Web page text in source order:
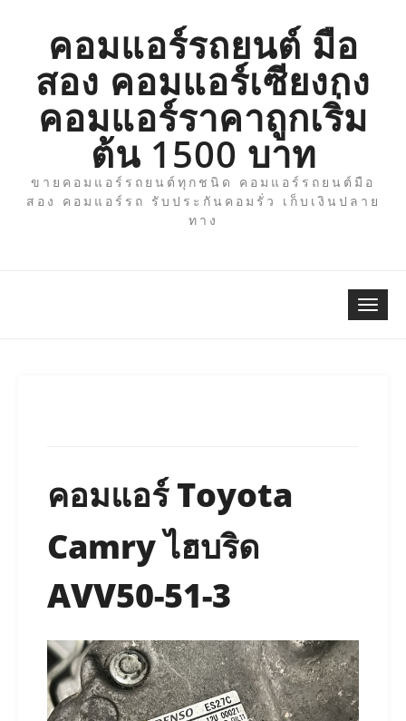
คอมแอร์รถยนต์ มือ
สอง คอมแอร์เซียงกง
คอมแอร์ราคาถูกเริ่ม
ต้น 1500 บาท
ขายคอมแอร์รถยนต์ทุกชนิด คอมแอร์รถยนต์มือ
สอง คอมแอร์รถ รับประกันคอมรั่ว เก็บเงินปลาย
ทาง
คอมแอร์ Toyota
Camry ไฮบริด
AVV50-51-3